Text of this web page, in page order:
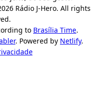
Rádio J-Hero. All rights
to Brasília Time.
. Powered by Netlify.